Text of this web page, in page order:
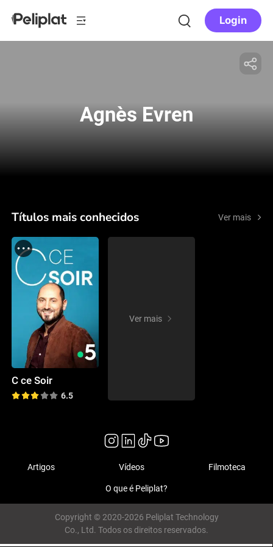
Login
Agnès Evren
Títulos mais conhecidos Ver mais
C ce Soir
6.5
Ver mais
Artigos Vídeos Filmoteca
O que é Peliplat?
Copyright © 2020-2026 Peliplat Technology
Co., Ltd. Todos os direitos reservados.